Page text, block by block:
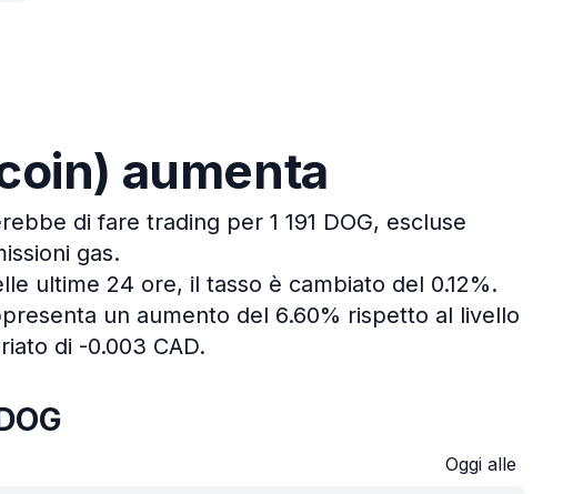
aumenta
di fare trading per 1 191 DOG, escluse
gas.
ultime 24 ore, il tasso è cambiato del 0.12%.
un aumento del 6.60% rispetto al livello
di -0.003 CAD.
Oggi alle